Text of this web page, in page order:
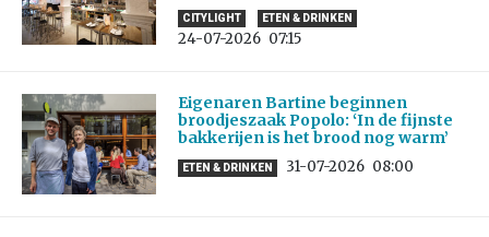
CITYLIGHT ETEN & DRINKEN
24-07-2026 07:15
Eigenaren Bartine beginnen
broodjeszaak Popolo: ‘In de fijnste
bakkerijen is het brood nog warm’
ETEN & DRINKEN 31-07-2026 08:00